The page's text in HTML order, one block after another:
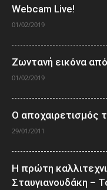
Webcam Live!
01/02/2019
Ζωντανή εικόνα
01/02/2019
Ο αποχαιρετισμός
29/01/2011
Η πρώτη
Σταυγιανουδάκη –